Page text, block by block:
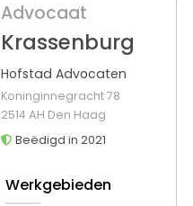
Advocaat
Krassenburg
Hofstad Advocaten
Koninginnegracht 78
2514 AH Den Haag
Beëdigd in 2021
Werkgebieden